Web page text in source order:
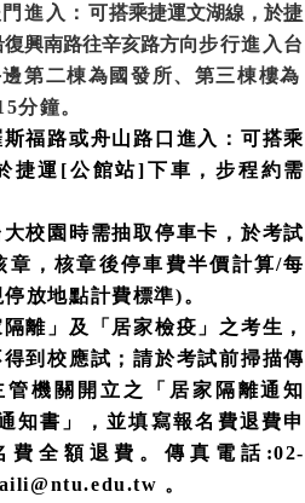
進入：可搭乘捷運文湖線，於捷
興南路往辛亥路方向步行進入台
第二棟為國發所、第三棟樓為
分鐘。
福路或舟山路口進入：可搭乘
捷運 [公館站]下車，步程約需
校園時需抽取停車卡，於考試
章，核章後停車費半價計算/每
停放地點計費標準)。
離」及「居家檢疫」之考生，
到校應試；請於考試前掃描傳
管機關開立之「居家隔離通知
知書」，並填寫報名費退費申
費全額退費。傳真電話 :02-
。